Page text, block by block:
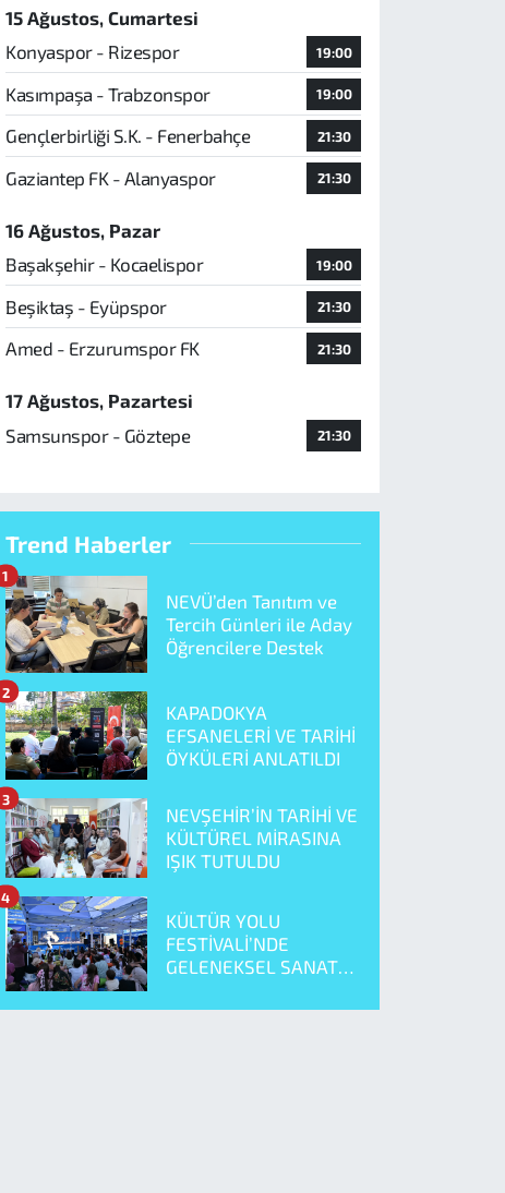
15 Ağustos, Cumartesi
Konyaspor - Rizespor
19:00
Kasımpaşa - Trabzonspor 19:00
Gençlerbirliği S.K. - Fenerbahçe 21:30
Gaziantep FK - Alanyaspor 21:30
16 Ağustos, Pazar
Başakşehir - Kocaelispor
19:00
Beşiktaş - Eyüpspor 21:30
Amed - Erzurumspor FK 21:30
17 Ağustos, Pazartesi
Samsunspor - Göztepe
21:30
Trend Haberler
NEVÜ’den Tanıtım ve
Tercih Günleri ile Aday
Öğrencilere Destek
1
KAPADOKYA
EFSANELERİ VE TARİHİ
ÖYKÜLERİ ANLATILDI
2
NEVŞEHİR’İN TARİHİ VE
KÜLTÜREL MİRASINA
IŞIK TUTULDU
3
KÜLTÜR YOLU
FESTİVALİ’NDE
GELENEKSEL SANAT
4